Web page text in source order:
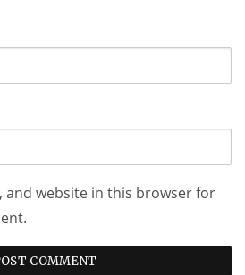
and website in this browser for